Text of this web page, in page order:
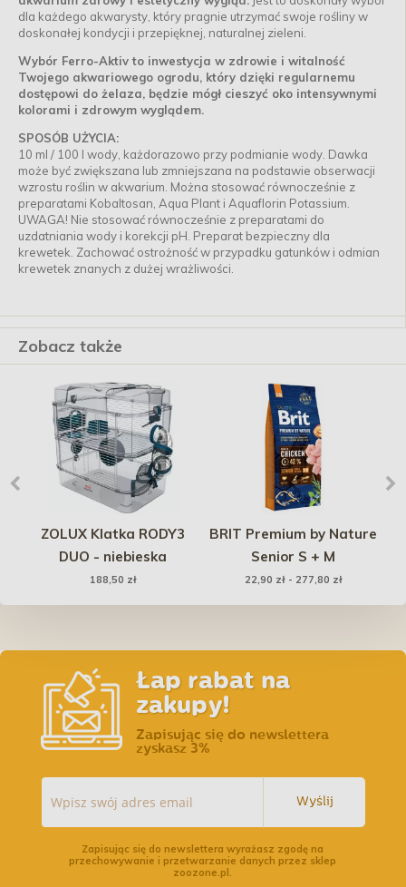
dla każdego akwarysty, który pragnie utrzymać swoje rośliny w
doskonałej kondycji i przepięknej, naturalnej zieleni.
Wybór Ferro-Aktiv to inwestycja w zdrowie i witalność
Twojego akwariowego ogrodu, który dzięki regularnemu
dostępowi do żelaza, będzie mógł cieszyć oko intensywnymi
kolorami i zdrowym wyglądem.
SPOSÓB UŻYCIA:
10 ml / 100 l wody, każdorazowo przy podmianie wody. Dawka
może być zwiększana lub zmniejszana na podstawie obserwacji
wzrostu roślin w akwarium. Można stosować równocześnie z
preparatami Kobaltosan, Aqua Plant i Aquaflorin Potassium.
UWAGA! Nie stosować równocześnie z preparatami do
uzdatniania wody i korekcji pH. Preparat bezpieczny dla
krewetek. Zachować ostrożność w przypadku gatunków i odmian
krewetek znanych z dużej wrażliwości.
Zobacz także
ZOLUX Klatka RODY3
DUO - niebieska
188,50 zł
BRIT Premium by Nature
Senior S + M
22,90 zł - 277,80 zł
Łap rabat na
zakupy!
Zapisując się do newslettera
zyskasz 3%
Wyślij
Zapisując się do newslettera wyrażasz zgodę na
przechowywanie i przetwarzanie danych przez sklep
zoozone.pl.